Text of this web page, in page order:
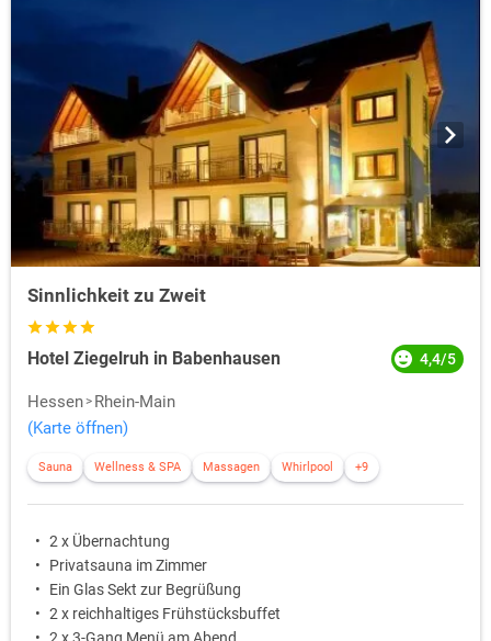
Sinnlichkeit zu Zweit
Hotel Ziegelruh in Babenhausen 4,4/5
Hessen
Rhein-Main
(Karte öffnen)
Sauna Wellness & SPA Massagen Whirlpool +9
2 x Übernachtung
Privatsauna im Zimmer
Ein Glas Sekt zur Begrüßung
2 x reichhaltiges Frühstücksbuffet